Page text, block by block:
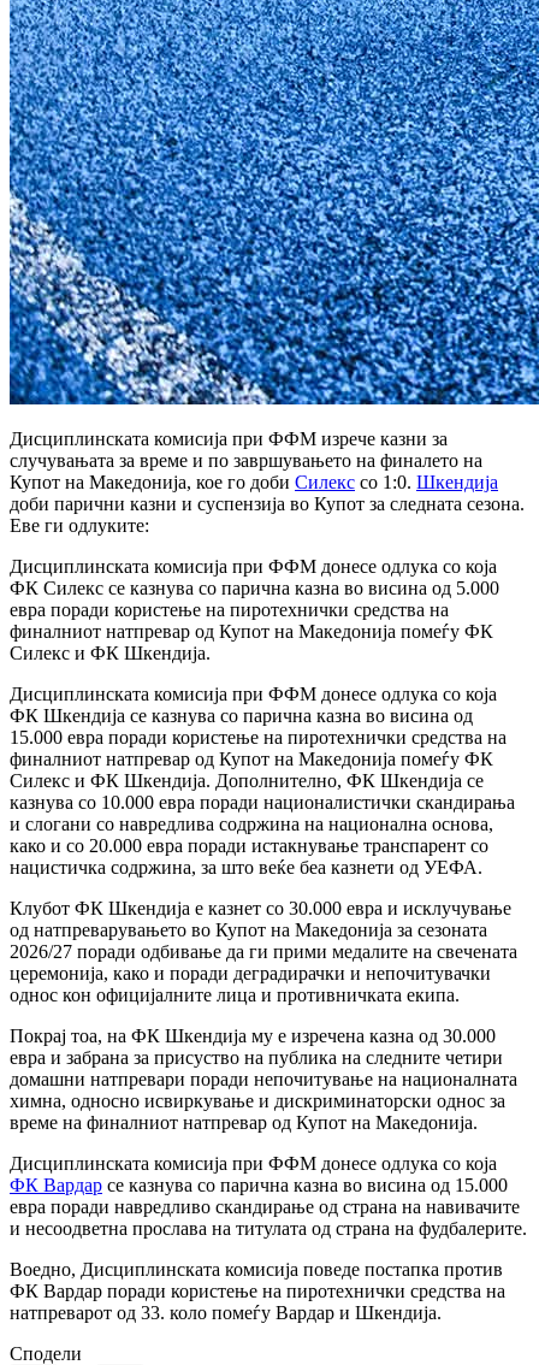
Дисциплинската комисија при ФФМ изрече казни за
случувањата за време и по завршувањето на финалето на
Купот на Македонија, кое го доби Силекс со 1:0. Шкендија
доби парични казни и суспензија во Купот за следната сезона.
Еве ги одлуките:
Дисциплинската комисија при ФФМ донесе одлука со која
ФК Силекс се казнува со парична казна во висина од 5.000
евра поради користење на пиротехнички средства на
финалниот натпревар од Купот на Македонија помеѓу ФК
Силекс и ФК Шкендија.
Дисциплинската комисија при ФФМ донесе одлука со која
ФК Шкендија се казнува со парична казна во висина од
15.000 евра поради користење на пиротехнички средства на
финалниот натпревар од Купот на Македонија помеѓу ФК
Силекс и ФК Шкендија. Дополнително, ФК Шкендија се
казнува со 10.000 евра поради националистички скандирања
и слогани со навредлива содржина на национална основа,
како и со 20.000 евра поради истакнување транспарент со
нацистичка содржина, за што веќе беа казнети од УЕФА.
Клубот ФК Шкендија е казнет со 30.000 евра и исклучување
од натпреварувањето во Купот на Македонија за сезоната
2026/27 поради одбивање да ги прими медалите на свечената
церемонија, како и поради деградирачки и непочитувачки
однос кон официјалните лица и противничката екипа.
Покрај тоа, на ФК Шкендија му е изречена казна од 30.000
евра и забрана за присуство на публика на следните четири
домашни натпревари поради непочитување на националната
химна, односно исвиркување и дискриминаторски однос за
време на финалниот натпревар од Купот на Македонија.
Дисциплинската комисија при ФФМ донесе одлука со која
ФК Вардар се казнува со парична казна во висина од 15.000
евра поради навредливо скандирање од страна на навивачите
и несоодветна прослава на титулата од страна на фудбалерите.
Воедно, Дисциплинската комисија поведе постапка против
ФК Вардар поради користење на пиротехнички средства на
натпреварот од 33. коло помеѓу Вардар и Шкендија.
Сподели